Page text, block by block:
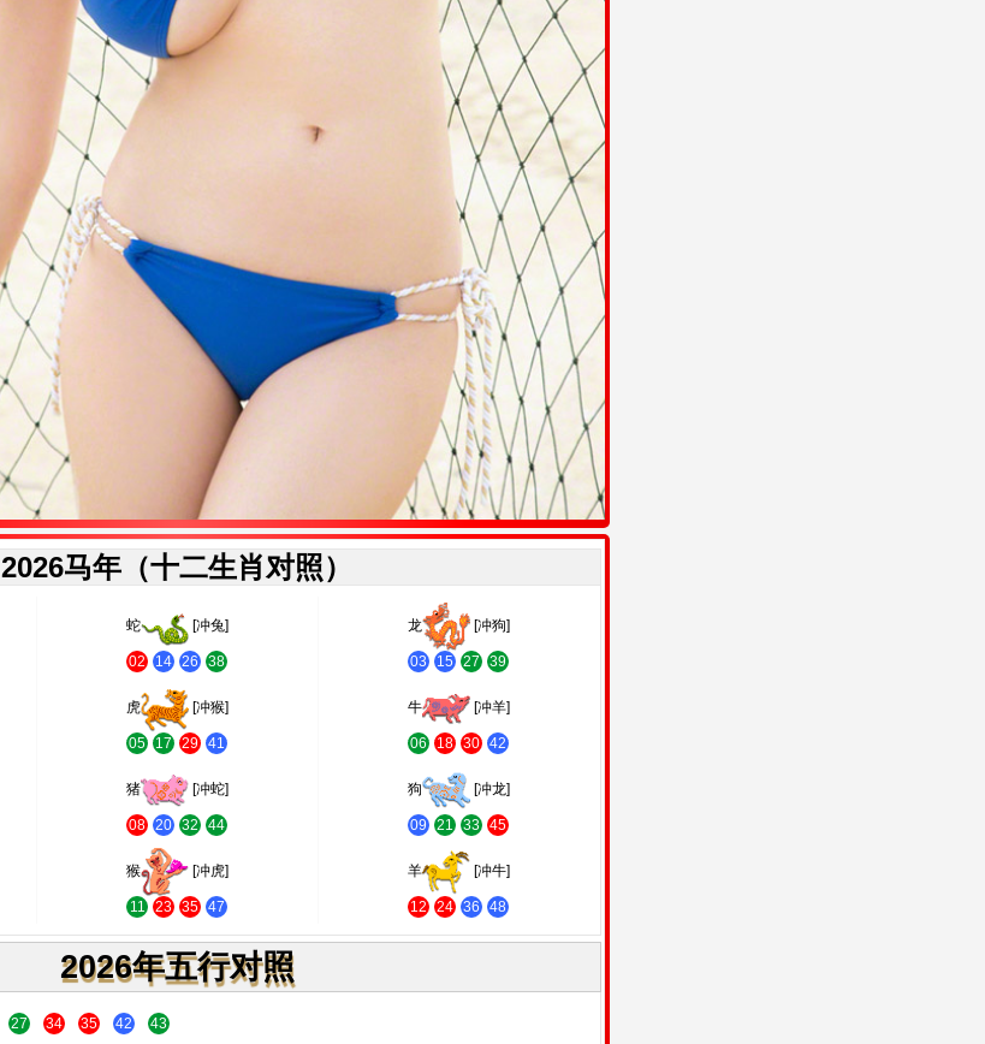
2026马年（十二生肖对照）
蛇 [冲兔]
02 14 26 38
龙 [冲狗]
03 15 27 39
虎 [冲猴]
05 17 29 41
牛 [冲羊]
06 18 30 42
猪 [冲蛇]
08 20 32 44
狗 [冲龙]
09 21 33 45
猴 [冲虎]
11 23 35 47
羊 [冲牛]
12 24 36 48
2026年五行对照
27 34 35 42 43